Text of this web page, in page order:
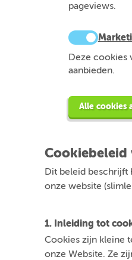
pageviews.
Deze cookies
aanbieden.
Alle cookies
Cookiebeleid
Dit beleid beschrijft
onze website
1. Inleiding tot
Cookies zijn kleine
onze Website. Ze